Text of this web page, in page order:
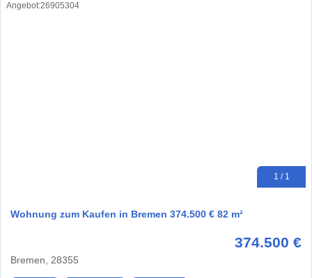
1 / 1
Wohnung zum Kaufen in Bremen 374.500 € 82 m²
374.500 €
Bremen, 28355